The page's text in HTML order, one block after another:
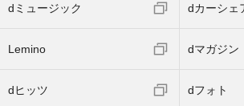
dミュージック dカーシェ
Lemino dマガジン
dヒッツ dフォト